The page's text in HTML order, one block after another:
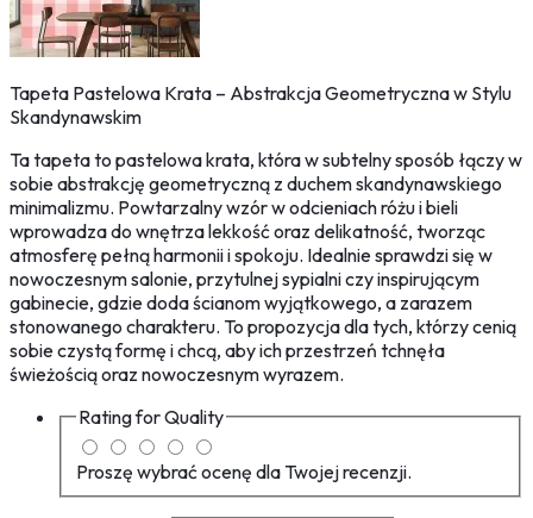
Tapeta Pastelowa Krata – Abstrakcja Geometryczna w Stylu
Skandynawskim
Ta tapeta to pastelowa krata, która w subtelny sposób łączy w
sobie abstrakcję geometryczną z duchem skandynawskiego
minimalizmu. Powtarzalny wzór w odcieniach różu i bieli
wprowadza do wnętrza lekkość oraz delikatność, tworząc
atmosferę pełną harmonii i spokoju. Idealnie sprawdzi się w
nowoczesnym salonie, przytulnej sypialni czy inspirującym
gabinecie, gdzie doda ścianom wyjątkowego, a zarazem
stonowanego charakteru. To propozycja dla tych, którzy cenią
sobie czystą formę i chcą, aby ich przestrzeń tchnęła
świeżością oraz nowoczesnym wyrazem.
Rating forQuality
Proszę wybrać ocenę dla Twojej recenzji.